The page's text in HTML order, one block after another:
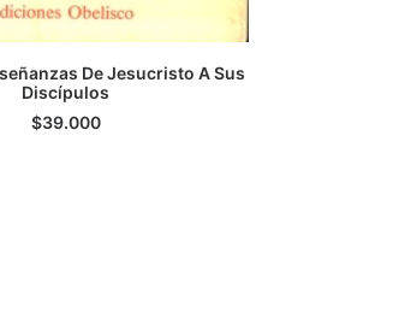
AL CARRITO
De Jesucristo A Sus
Discípulos
$39.000